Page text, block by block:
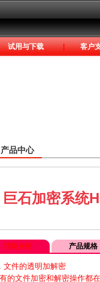
试用与下载 | 客户
产品中心
巨石加密系统
功能介绍 产品规格
文件的透明加解密
的文件加密和解密操作都